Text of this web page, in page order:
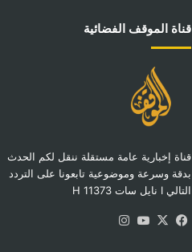
قناة الموقف الفضائية
قناة إخبارية عامة مستقلة ننقل لكم الحدث
بدقة وسرعة وموضوعية تابعونا على التردد
التالي I نايل سات 11373 H
فيسبوك
‫X
‫YouTube